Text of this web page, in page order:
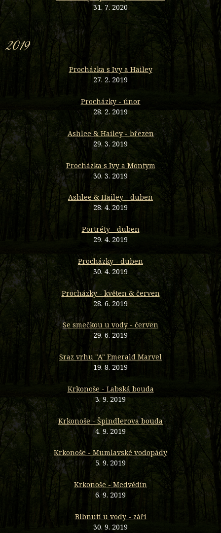
31. 7. 2020
2019
Procházka s Ivy a Hailey
27. 2. 2019
Procházky - únor
28. 2. 2019
Ashlee & Hailey - březen
29. 3. 2019
Procházka s Ivy a Montym
30. 3. 2019
Ashlee & Hailey - duben
28. 4. 2019
Portréty - duben
29. 4. 2019
Procházky - duben
30. 4. 2019
Procházky - květen & červen
28. 6. 2019
Se smečkou u vody - červen
29. 6. 2019
Sraz vrhu "A" Emerald Marvel
19. 8. 2019
Krkonoše - Labská bouda
3. 9. 2019
Krkonoše - Špindlerova bouda
4. 9. 2019
Krkonoše - Mumlavské vodopády
5. 9. 2019
Krkonoše - Medvědín
6. 9. 2019
Blbnutí u vody - září
30. 9. 2019